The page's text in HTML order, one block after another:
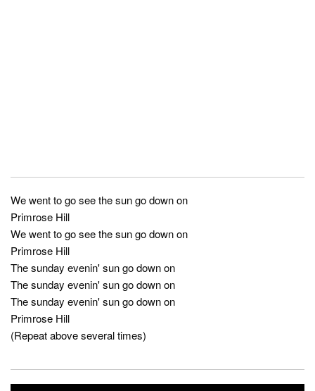
We went to go see the sun go down on
Primrose Hill
We went to go see the sun go down on
Primrose Hill
The sunday evenin' sun go down on
The sunday evenin' sun go down on
The sunday evenin' sun go down on
Primrose Hill
(Repeat above several times)